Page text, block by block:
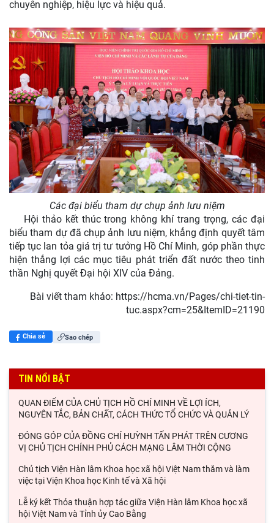
chuyên nghiệp, hiệu lực và hiệu quả.
Các đại biểu tham dự chụp ảnh lưu niệm
Hội thảo kết thúc trong không khí trang trọng, các đại
biểu tham dự đã chụp ảnh lưu niệm, khẳng định quyết tâm
tiếp tục lan tỏa giá trị tư tưởng Hồ Chí Minh, góp phần thực
hiện thắng lợi các mục tiêu phát triển đất nước theo tinh
thần Nghị quyết Đại hội XIV của Đảng.
Bài viết tham khảo: https://hcma.vn/Pages/chi-tiet-tin-
tuc.aspx?cm=25&ItemID=21190
Chia sẻ Sao chép
TIN NỔI BẬT
QUAN ĐIỂM CỦA CHỦ TỊCH HỒ CHÍ MINH VỀ LỢI ÍCH,
NGUYÊN TẮC, BẢN CHẤT, CÁCH THỨC TỔ CHỨC VÀ QUẢN LÝ
ĐÓNG GÓP CỦA ĐỒNG CHÍ HUỲNH TẤN PHÁT TRÊN CƯƠNG
VỊ CHỦ TỊCH CHÍNH PHỦ CÁCH MẠNG LÂM THỜI CỘNG
Chủ tịch Viện Hàn lâm Khoa học xã hội Việt Nam thăm và làm
việc tại Viện Khoa học Kinh tế và Xã hội
Lễ ký kết Thỏa thuận hợp tác giữa Viện Hàn lâm Khoa học xã
hội Việt Nam và Tỉnh ủy Cao Bằng